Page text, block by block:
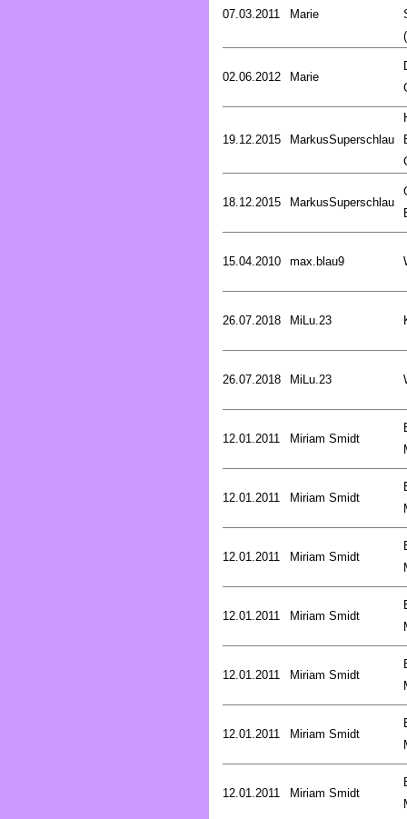
07.03.2011 Marie
02.06.2012 Marie
19.12.2015 MarkusSuperschlau
18.12.2015 MarkusSuperschlau
15.04.2010 max.blau9
26.07.2018 MiLu.23
26.07.2018 MiLu.23
12.01.2011 Miriam Smidt
12.01.2011 Miriam Smidt
12.01.2011 Miriam Smidt
12.01.2011 Miriam Smidt
12.01.2011 Miriam Smidt
12.01.2011 Miriam Smidt
12.01.2011 Miriam Smidt